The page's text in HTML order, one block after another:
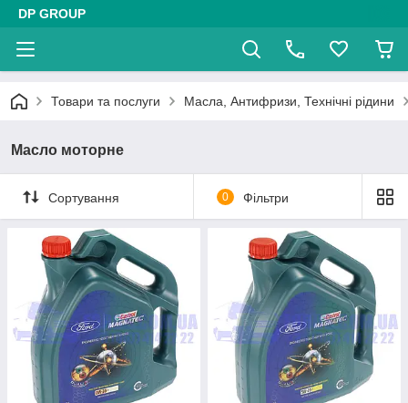
DP GROUP
Товари та послуги Масла, Антифризи, Технічні рідини
Масло моторне
Сортування 0 Фільтри